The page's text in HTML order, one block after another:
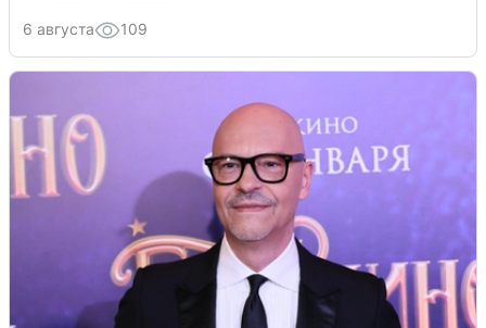
6 августа 109